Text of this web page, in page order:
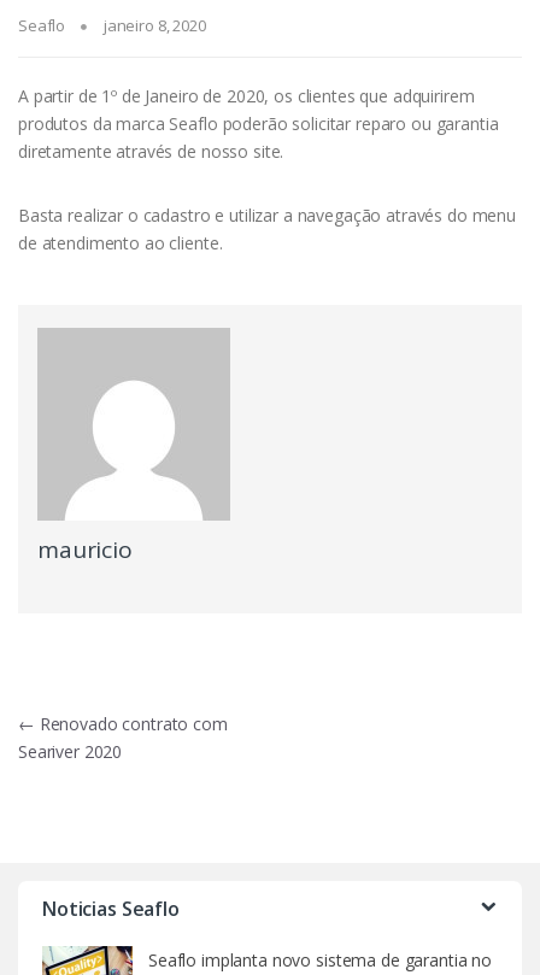
Seaflo janeiro 8, 2020
A partir de 1º de Janeiro de 2020, os clientes que adquirirem
produtos da marca Seaflo poderão solicitar reparo ou garantia
diretamente através de nosso site.
Basta realizar o cadastro e utilizar a navegação através do menu
de atendimento ao cliente.
mauricio
Navegação
de
← Renovado contrato com
Seariver 2020
Noticias Seaflo
Seaflo implanta novo sistema de garantia no